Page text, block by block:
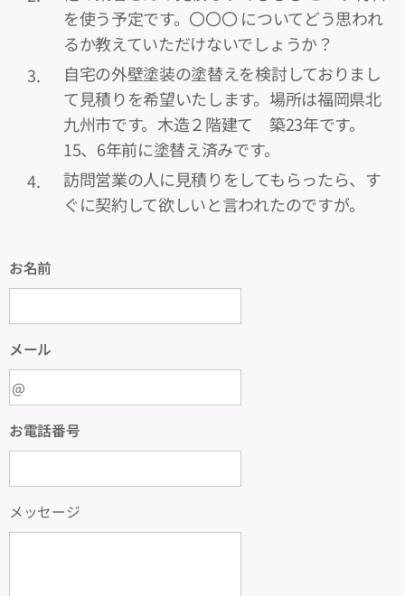
を使う予定です。〇〇〇 についてどう思われ
るか教えていただけないでしょうか？
自宅の外壁塗装の塗替えを検討しておりまし
て見積りを希望いたします。場所は福岡県北
九州市です。木造２階建て 築23年です。
15、6年前に塗替え済みです。
訪問営業の人に見積りをしてもらったら、す
ぐに契約して欲しいと言われたのですが。
お名前
メール
お電話番号
メッセージ